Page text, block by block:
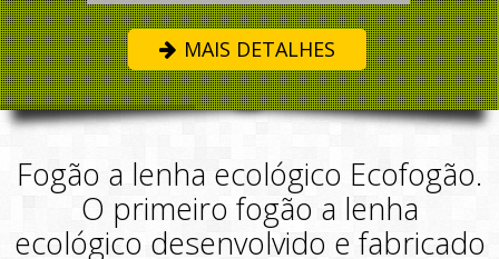
MAIS DETALHES
Fogão a lenha ecológico Ecofogão.
O primeiro fogão a lenha
ecológico desenvolvido e fabricado